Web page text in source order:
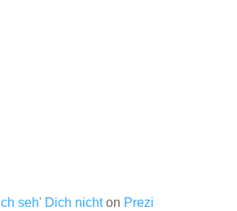
Ich seh' Dich nichton Prezi